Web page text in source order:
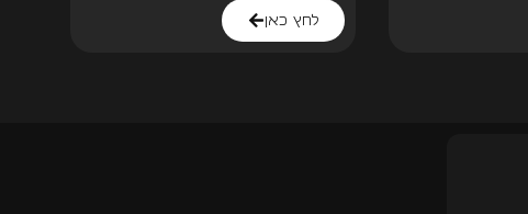
לחץ כאן